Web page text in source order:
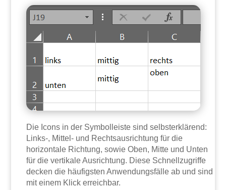
Die Icons in der Symbolleiste sind selbsterklärend:
Links-, Mittel- und Rechtsausrichtung für die
horizontale Richtung, sowie Oben, Mitte und Unten
für die vertikale Ausrichtung. Diese Schnellzugriffe
decken die häufigsten Anwendungsfälle ab und sind
mit einem Klick erreichbar.